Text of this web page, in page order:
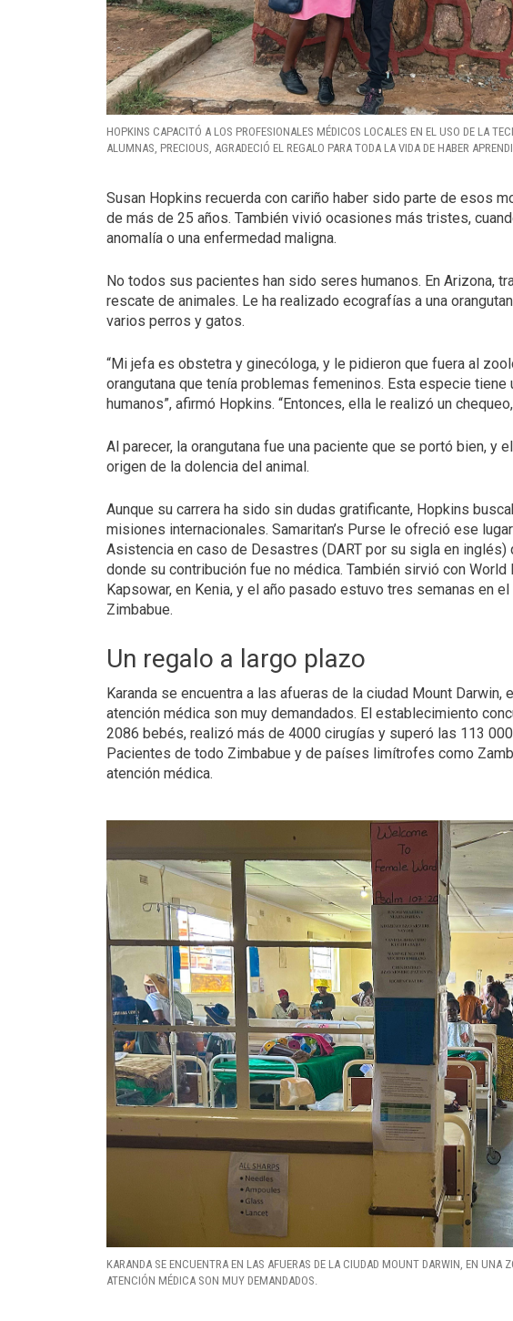
HOPKINS CAPACITÓ A LOS PROFESIONALES MÉDICOS LOCALES EN EL USO DE LA
ALUMNAS, PRECIOUS, AGRADECIÓ EL REGALO PARA TODA LA VIDA DE HABER
Susan Hopkins recuerda con cariño haber sido parte de esos
de más de 25 años. También vivió ocasiones más tristes,
anomalía o una enfermedad maligna.
No todos sus pacientes han sido seres humanos. En Arizona,
rescate de animales. Le ha realizado ecografías a una
varios perros y gatos.
“Mi jefa es obstetra y ginecóloga, y le pidieron que fuera al
orangutana que tenía problemas femeninos. Esta especie
humanos”, afirmó Hopkins. “Entonces, ella le realizó un
Al parecer, la orangutana fue una paciente que se portó bien, y
origen de la dolencia del animal.
Aunque su carrera ha sido sin dudas gratificante, Hopkins
misiones internacionales. Samaritan’s Purse le ofreció ese
Asistencia en caso de Desastres (DART por su sigla en inglés)
donde su contribución fue no médica. También sirvió con
Kapsowar, en Kenia, y el año pasado estuvo tres semanas en
Zimbabue.
Un regalo a largo plazo
Karanda se encuentra a las afueras de la ciudad Mount
atención médica son muy demandados. El establecimiento
2086 bebés, realizó más de 4000 cirugías y superó las 113
Pacientes de todo Zimbabue y de países limítrofes como
atención médica.
KARANDA SE ENCUENTRA EN LAS AFUERAS DE LA CIUDAD MOUNT DARWIN, EN UNA
ATENCIÓN MÉDICA SON MUY DEMANDADOS.